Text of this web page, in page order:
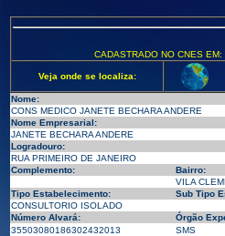
CADASTRADO NO CNES
Veja onde se localiza:
Nome:
CONS MEDICO JANETE BECHARA ANDERE
Nome Empresarial:
JANETE BECHARA ANDERE
Logradouro:
RUA PRIMEIRO DE JANEIRO
Complemento:
Bairro:
VILA
Tipo Estabelecimento:
Sub Tipo
CONSULTORIO ISOLADO
Número Alvará:
Órgão
35503080186302432013
SMS